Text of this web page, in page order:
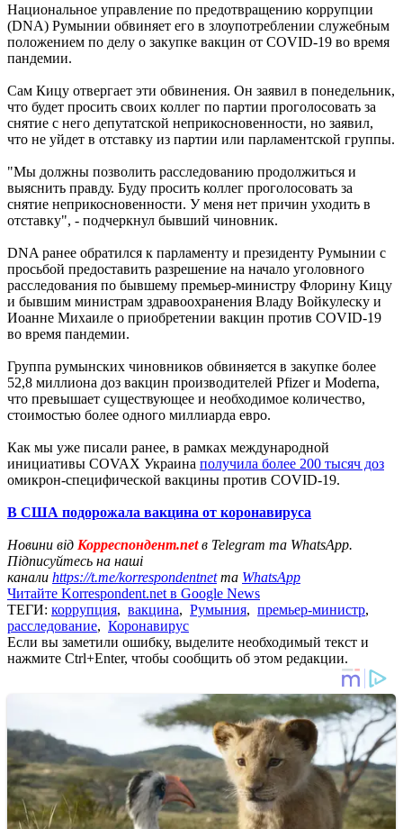
Национальное управление по предотвращению коррупции
(DNA) Румынии обвиняет его в злоупотреблении служебным
положением по делу о закупке вакцин от COVID-19 во время
пандемии.
Сам Кицу отвергает эти обвинения. Он заявил в понедельник,
что будет просить своих коллег по партии проголосовать за
снятие с него депутатской неприкосновенности, но заявил,
что не уйдет в отставку из партии или парламентской группы.
"Мы должны позволить расследованию продолжиться и
выяснить правду. Буду просить коллег проголосовать за
снятие неприкосновенности. У меня нет причин уходить в
отставку", - подчеркнул бывший чиновник.
DNA ранее обратился к парламенту и президенту Румынии с
просьбой предоставить разрешение на начало уголовного
расследования по бывшему премьер-министру Флорину Кицу
и бывшим министрам здравоохранения Владу Войкулеску и
Иоанне Михаиле о приобретении вакцин против COVID-19
во время пандемии.
Группа румынских чиновников обвиняется в закупке более
52,8 миллиона доз вакцин производителей Pfizer и Moderna,
что превышает существующее и необходимое количество,
стоимостью более одного миллиарда евро.
Как мы уже писали ранее, в рамках международной
инициативы СOVAX Украина получила более 200 тысяч доз
омикрон-специфической вакцины против COVID-19.
В США подорожала вакцина от коронавируса
Новини від Корреспондент.netв Telegram та WhatsApp.
Підписуйтесь на наші
канали https://t.me/korrespondentnetта WhatsApp
Читайте Korrespondent.net в Google News
ТЕГИ: коррупция, вакцина, Румыния, премьер-министр,
расследование, Коронавирус
Если вы заметили ошибку, выделите необходимый текст и
нажмите Ctrl+Enter, чтобы сообщить об этом редакции.